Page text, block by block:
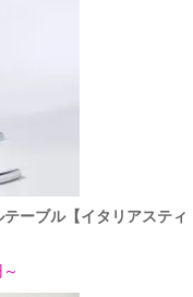
ーブル【イタリアスティ